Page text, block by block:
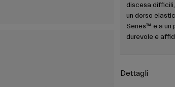
discesa
un dorso
Series™ e a un
durevole e
Dettagli